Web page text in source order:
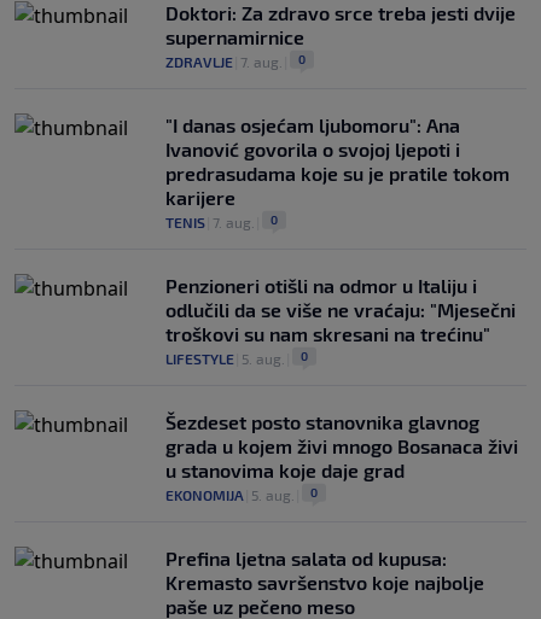
Doktori: Za zdravo srce treba jesti dvije
supernamirnice
ZDRAVLJE 7. aug. 0
"I danas osjećam ljubomoru": Ana
Ivanović govorila o svojoj ljepoti i
predrasudama koje su je pratile tokom
karijere
TENIS 7. aug. 0
Penzioneri otišli na odmor u Italiju i
odlučili da se više ne vraćaju: "Mjesečni
troškovi su nam skresani na trećinu"
LIFESTYLE 5. aug. 0
Šezdeset posto stanovnika glavnog
grada u kojem živi mnogo Bosanaca živi
u stanovima koje daje grad
EKONOMIJA 5. aug. 0
Prefina ljetna salata od kupusa:
Kremasto savršenstvo koje najbolje
paše uz pečeno meso